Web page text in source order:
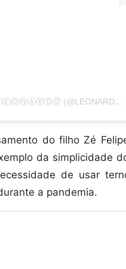
UMA PUBLICAÇÃO COMPARTILHADA POR ⓁⒺⓄⓃⒶⓇⒹⓄㅤ (@LEONARDO_COSTA_CANTOR)
do filho Zé
da simplicidade
de usar
a pandemia.